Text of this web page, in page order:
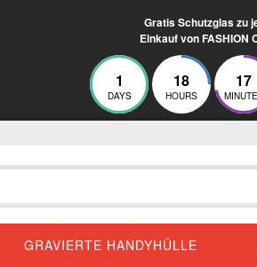
Gratis Schutzglas zu
Einkauf von FASHION
1
DAYS
18
HOURS
17
GRAVIERTE HANDYHÜLLE